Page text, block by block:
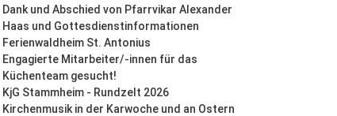
Dank und Abschied von Pfarrvikar Alexander
Haas und Gottesdienstinformationen
Ferienwaldheim St. Antonius
Engagierte Mitarbeiter/-innen für das
Küchenteam gesucht!
KjG Stammheim - Rundzelt 2026
Kirchenmusik in der Karwoche und an Ostern